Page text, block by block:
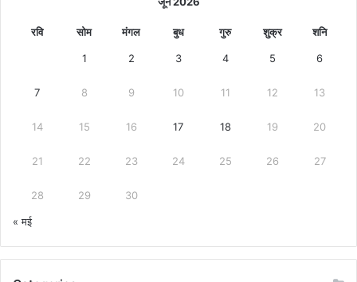
रवि सोम मंगल बुध गुरु शुक्र शनि
1 2 3 4 5 6
7 8 9 10 11 12 13
14 15 16 17 18 19 20
21 22 23 24 25 26 27
28 29 30
« मई